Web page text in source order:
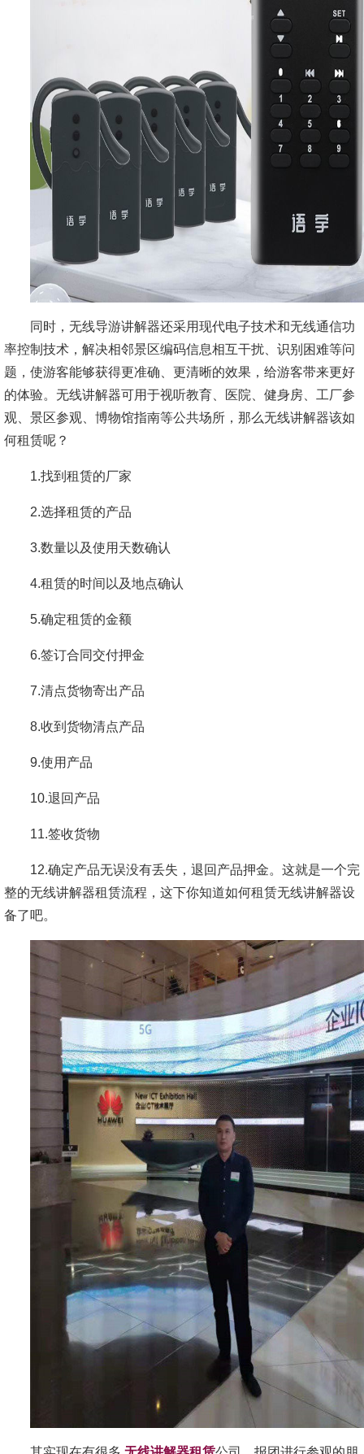
同时，无线导游讲解器还采用现代电子技术和无线通信功
率控制技术，解决相邻景区编码信息相互干扰、识别困难等问
题，使游客能够获得更准确、更清晰的效果，给游客带来更好
的体验。无线讲解器可用于视听教育、医院、健身房、工厂参
观、景区参观、博物馆指南等公共场所，那么无线讲解器该如
何租赁呢？
1.找到租赁的厂家
2.选择租赁的产品
3.数量以及使用天数确认
4.租赁的时间以及地点确认
5.确定租赁的金额
6.签订合同交付押金
7.清点货物寄出产品
8.收到货物清点产品
9.使用产品
10.退回产品
11.签收货物
12.确定产品无误没有丢失，退回产品押金。这就是一个完
整的无线讲解器租赁流程，这下你知道如何租赁无线讲解器设
备了吧。